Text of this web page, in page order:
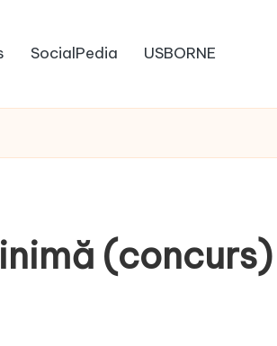
SocialPedia USBORNE
(concurs)